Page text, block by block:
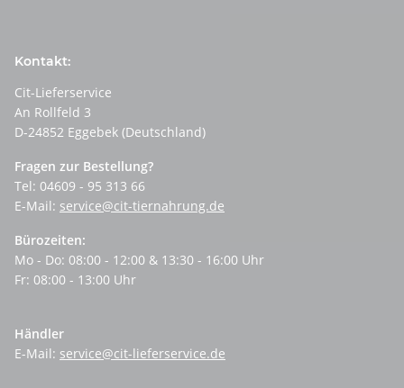
Kontakt:
Cit-Lieferservice
An Rollfeld 3
D-24852 Eggebek (Deutschland)
Fragen zur Bestellung?
Tel: 04609 - 95 313 66
E-Mail: service@cit-tiernahrung.de
Bürozeiten:
Mo - Do: 08:00 - 12:00 & 13:30 - 16:00 Uhr
Fr: 08:00 - 13:00 Uhr
Händler
E-Mail: service@cit-lieferservice.de